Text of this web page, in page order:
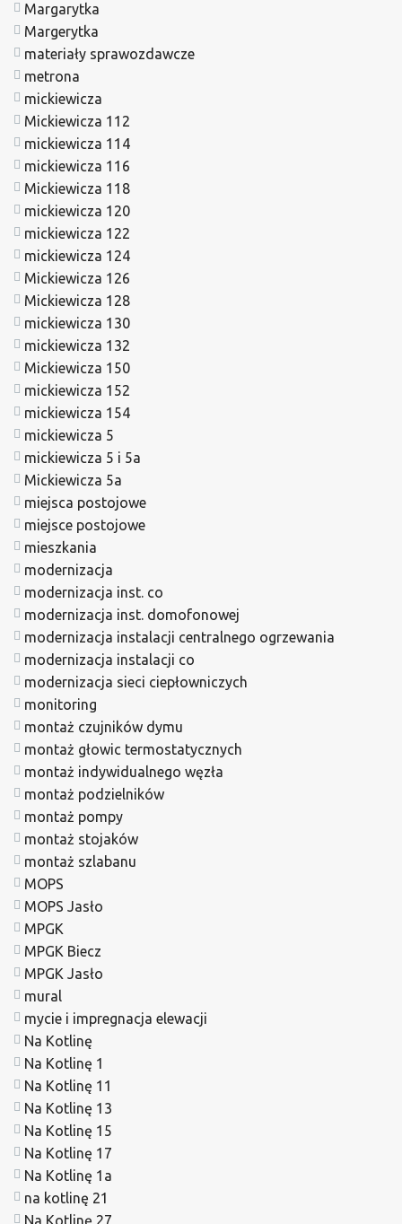
Margarytka
Margerytka
materiały sprawozdawcze
metrona
mickiewicza
Mickiewicza 112
mickiewicza 114
mickiewicza 116
Mickiewicza 118
mickiewicza 120
mickiewicza 122
mickiewicza 124
Mickiewicza 126
Mickiewicza 128
mickiewicza 130
mickiewicza 132
Mickiewicza 150
mickiewicza 152
mickiewicza 154
mickiewicza 5
mickiewicza 5 i 5a
Mickiewicza 5a
miejsca postojowe
miejsce postojowe
mieszkania
modernizacja
modernizacja inst. co
modernizacja inst. domofonowej
modernizacja instalacji centralnego ogrzewania
modernizacja instalacji co
modernizacja sieci ciepłowniczych
monitoring
montaż czujników dymu
montaż głowic termostatycznych
montaż indywidualnego węzła
montaż podzielników
montaż pompy
montaż stojaków
montaż szlabanu
MOPS
MOPS Jasło
MPGK
MPGK Biecz
MPGK Jasło
mural
mycie i impregnacja elewacji
Na Kotlinę
Na Kotlinę 1
Na Kotlinę 11
Na Kotlinę 13
Na Kotlinę 15
Na Kotlinę 17
Na Kotlinę 1a
na kotlinę 21
Na Kotlinę 27